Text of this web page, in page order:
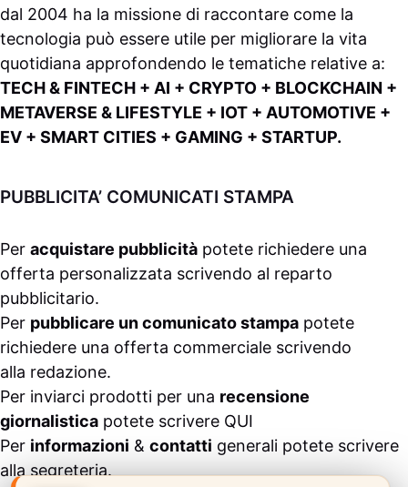
dal 2004 ha la missione di raccontare come la
tecnologia può essere utile per migliorare la vita
quotidiana approfondendo le tematiche relative a:
TECH & FINTECH + AI + CRYPTO + BLOCKCHAIN +
METAVERSE & LIFESTYLE + IOT + AUTOMOTIVE +
EV + SMART CITIES + GAMING + STARTUP.
PUBBLICITA’ COMUNICATI STAMPA
Per acquistare pubblicità potete richiedere una
offerta personalizzata scrivendo al reparto
pubblicitario.
Per pubblicare un comunicato stampa potete
richiedere una offerta commerciale scrivendo
alla redazione.
Per inviarci prodotti per una recensione
giornalistica potete scrivere QUI
Per informazioni & contatti generali potete scrivere
alla segreteria.